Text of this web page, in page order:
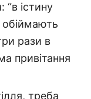
“в істину
рази в
привітання
треба